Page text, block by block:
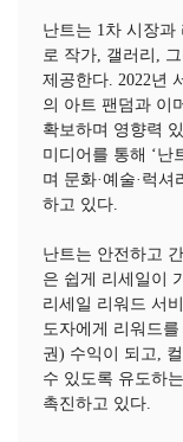
난트는 1차 시장과
로 작가, 갤러리,
제공한다. 2022년
의 아트 팬덤과 이
확보하며 영향력
미디어를 통해 ‘난
며 문화·예술·럭
하고 있다.
난트는 안전하고
은 쉽게 리세일이
리세일 리워드 서
도자에게 리워드
권) 수익이 되고,
수 있도록 유도하
촉진하고 있다.